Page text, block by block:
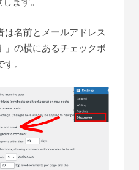
は名前とメールアドレス
」の横にあるチェックボ
。